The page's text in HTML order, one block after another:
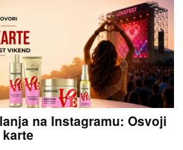
na Instagramu: Osvoji